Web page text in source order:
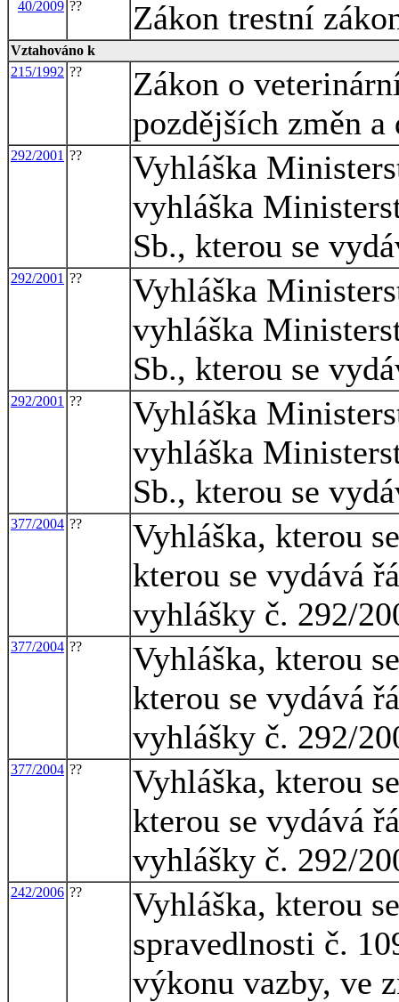
40/2009 ?? Zákon trestní
Vztahováno k
215/1992 ??
Zákon o
pozdějších změn
292/2001 ??
Vyhláška
vyhláška
Sb., kterou se
292/2001 ??
Vyhláška
vyhláška
Sb., kterou se
292/2001 ??
Vyhláška
vyhláška
Sb., kterou se
377/2004 ??
Vyhláška, kterou
kterou se vydává
vyhlášky č. 292/
377/2004 ??
Vyhláška, kterou
kterou se vydává
vyhlášky č. 292/
377/2004 ??
Vyhláška, kterou
kterou se vydává
vyhlášky č. 292/
242/2006 ??
Vyhláška, kterou
spravedlnosti č.
výkonu vazby, ve